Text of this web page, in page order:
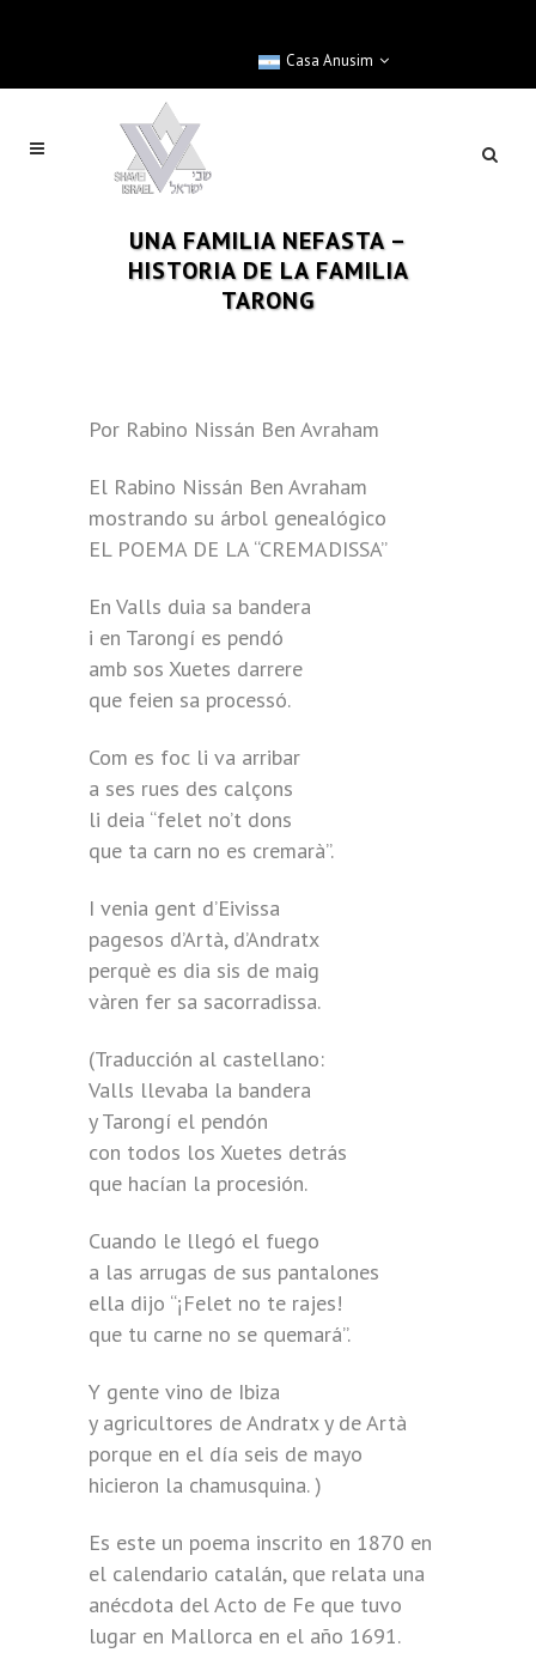
Casa Anusim
UNA FAMILIA NEFASTA –
HISTORIA DE LA FAMILIA
TARONG
Por Rabino Nissán Ben Avraham
El Rabino Nissán Ben Avraham
mostrando su árbol genealógico
EL POEMA DE LA “CREMADISSA”
En Valls duia sa bandera
i en Tarongí es pendó
amb sos Xuetes darrere
que feien sa processó.
Com es foc li va arribar
a ses rues des calçons
li deia “felet no’t dons
que ta carn no es cremarà”.
I venia gent d’Eivissa
pagesos d’Artà, d’Andratx
perquè es dia sis de maig
vàren fer sa sacorradissa.
(Traducción al castellano:
Valls llevaba la bandera
y Tarongí el pendón
con todos los Xuetes detrás
que hacían la procesión.
Cuando le llegó el fuego
a las arrugas de sus pantalones
ella dijo “¡Felet no te rajes!
que tu carne no se quemará”.
Y gente vino de Ibiza
y agricultores de Andratx y de Artà
porque en el día seis de mayo
hicieron la chamusquina. )
Es este un poema inscrito en 1870 en
el calendario catalán, que relata una
anécdota del Acto de Fe que tuvo
lugar en Mallorca en el año 1691.